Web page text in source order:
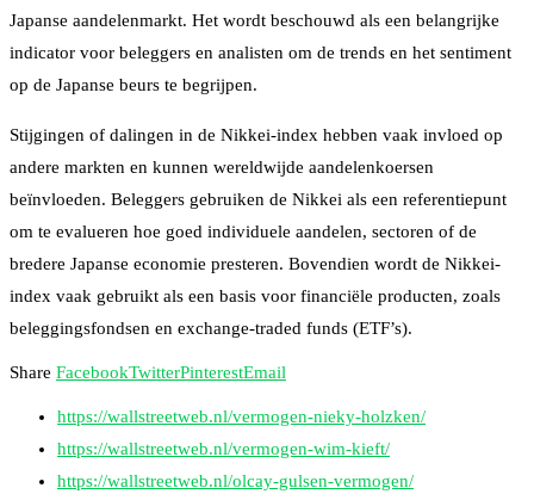
Japanse aandelenmarkt. Het wordt beschouwd als een belangrijke
indicator voor beleggers en analisten om de trends en het sentiment
op de Japanse beurs te begrijpen.
Stijgingen of dalingen in de Nikkei-index hebben vaak invloed op
andere markten en kunnen wereldwijde aandelenkoersen
beïnvloeden. Beleggers gebruiken de Nikkei als een referentiepunt
om te evalueren hoe goed individuele aandelen, sectoren of de
bredere Japanse economie presteren. Bovendien wordt de Nikkei-
index vaak gebruikt als een basis voor financiële producten, zoals
beleggingsfondsen en exchange-traded funds (ETF’s).
Share FacebookTwitterPinterestEmail
https://wallstreetweb.nl/vermogen-nieky-holzken/
https://wallstreetweb.nl/vermogen-wim-kieft/
https://wallstreetweb.nl/olcay-gulsen-vermogen/